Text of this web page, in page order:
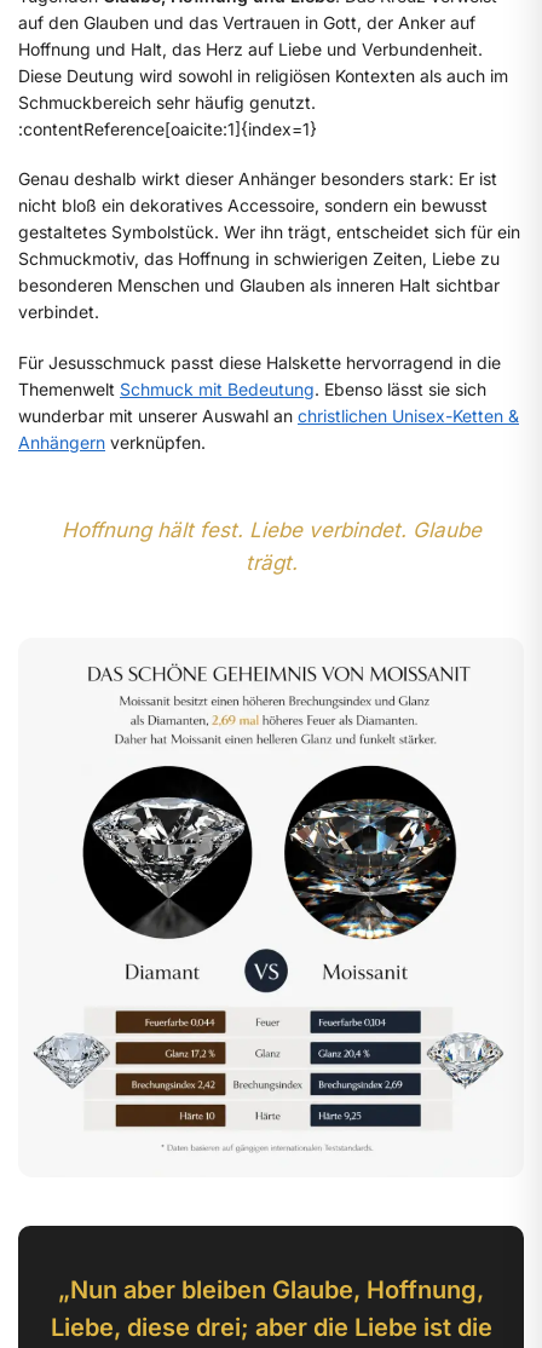
auf den Glauben und das Vertrauen in Gott, der Anker auf
Hoffnung und Halt, das Herz auf Liebe und Verbundenheit.
Diese Deutung wird sowohl in religiösen Kontexten als auch im
Schmuckbereich sehr häufig genutzt.
:contentReference[oaicite:1]{index=1}
Genau deshalb wirkt dieser Anhänger besonders stark: Er ist
nicht bloß ein dekoratives Accessoire, sondern ein bewusst
gestaltetes Symbolstück. Wer ihn trägt, entscheidet sich für ein
Schmuckmotiv, das Hoffnung in schwierigen Zeiten, Liebe zu
besonderen Menschen und Glauben als inneren Halt sichtbar
verbindet.
Für Jesusschmuck passt diese Halskette hervorragend in die
Themenwelt Schmuck mit Bedeutung. Ebenso lässt sie sich
wunderbar mit unserer Auswahl an christlichen Unisex-Ketten &
Anhängern verknüpfen.
Hoffnung hält fest. Liebe verbindet. Glaube
trägt.
„Nun aber bleiben Glaube, Hoffnung,
Liebe, diese drei; aber die Liebe ist die